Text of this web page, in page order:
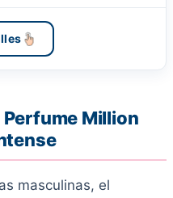
Perfume Million
masculinas, el